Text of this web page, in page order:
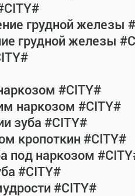
грудной железы
грудной железы
#CITY#
наркозом #CITY#
зуба #CITY#
кропоткин #CITY#
под наркозом
#CITY#
#CITY#